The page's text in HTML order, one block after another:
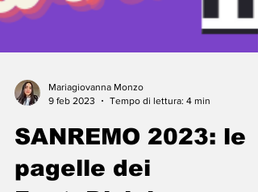
9 feb 2023
Tempo di lettura: 4 min
SANREMO 2023: le